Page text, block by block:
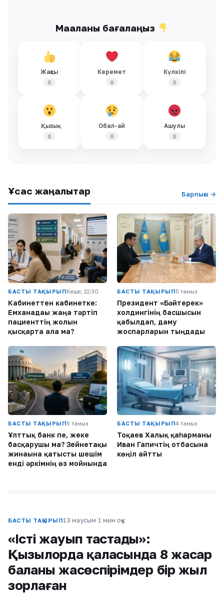
Мақаланы бағалаңыз
Жақсы
0
Керемет
0
Күлкілі
0
Қызық
0
Обал-ай
0
Ашулы
0
Ұқсас жаңалықтар Барлығы →
БАСТЫ ТАҚЫРЫПКеше, 22:30
Кабинеттен кабинетке:
Емханадағы жаңа тәртіп
пациенттің жолын
қысқарта ала ма?
БАСТЫ ТАҚЫРЫП5 тамыз
Президент «Бәйтерек»
холдингінің басшысын
қабылдап, даму
жоспарларын тыңдады
БАСТЫ ТАҚЫРЫП5 тамыз
Ұлттық банк пе, жеке
басқарушы ма? Зейнетақы
жинағына қатысты шешім
енді әркімнің өз мойнында
БАСТЫ ТАҚЫРЫП4 тамыз
Тоқаев Халық қаһарманы
Иван Гапичтің отбасына
көңіл айтты
БАСТЫ ТАҚЫРЫП13 маусым·1 мин оқу
«Істі жауып тастады»:
Қызылорда қаласында 8 жасар
баланы жасөспірімдер бір жыл
зорлаған